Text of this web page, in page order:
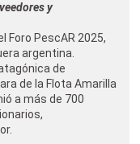
y
Foro PescAR 2025,
argentina.
de
de la Flota Amarilla
a más de 700